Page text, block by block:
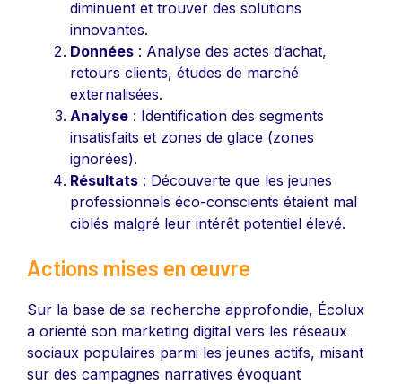
diminuent et trouver des solutions
innovantes.
Données : Analyse des actes d’achat,
retours clients, études de marché
externalisées.
Analyse : Identification des segments
insatisfaits et zones de glace (zones
ignorées).
Résultats : Découverte que les jeunes
professionnels éco-conscients étaient mal
ciblés malgré leur intérêt potentiel élevé.
Actions mises en œuvre
Sur la base de sa recherche approfondie, Écolux
a orienté son marketing digital vers les réseaux
sociaux populaires parmi les jeunes actifs, misant
sur des campagnes narratives évoquant